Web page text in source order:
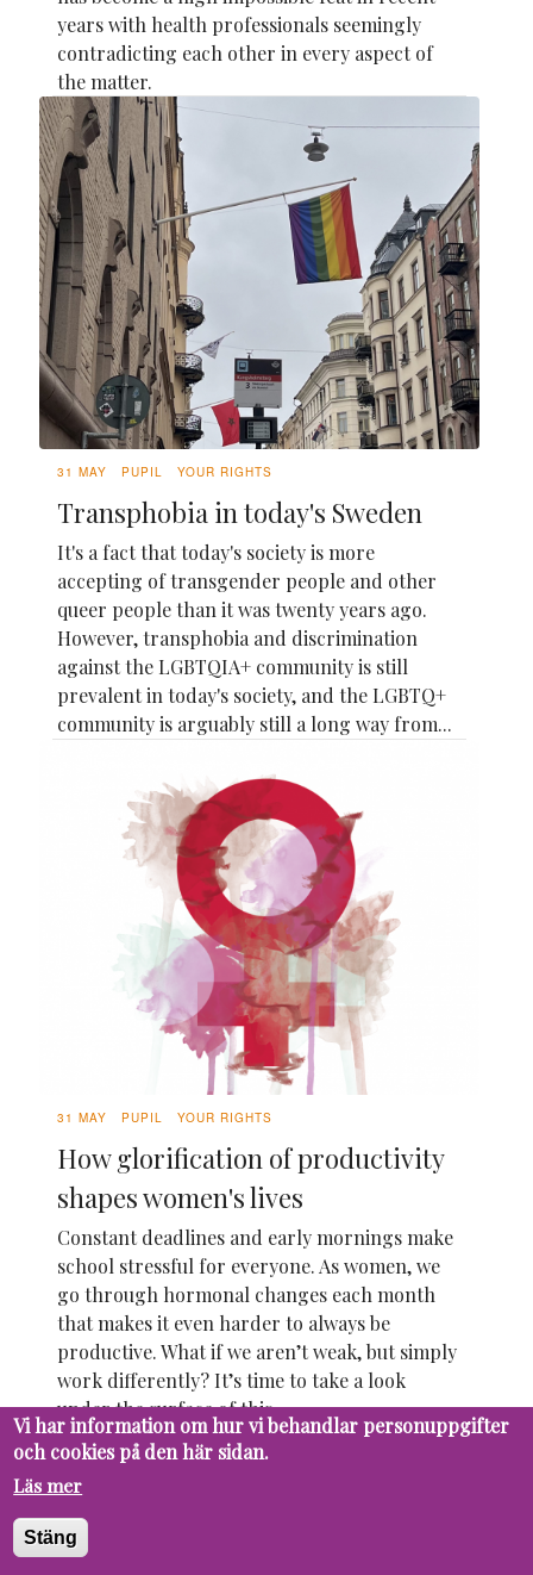
years with health professionals seemingly
contradicting each other in every aspect of
the matter.
31 MAY PUPIL YOUR RIGHTS
Transphobia in today's Sweden
It's a fact that today's society is more
accepting of transgender people and other
queer people than it was twenty years ago.
However, transphobia and discrimination
against the LGBTQIA+ community is still
prevalent in today's society, and the LGBTQ+
community is arguably still a long way from...
31 MAY PUPIL YOUR RIGHTS
How glorification of productivity
shapes women's lives
Constant deadlines and early mornings make
school stressful for everyone. As women, we
go through hormonal changes each month
that makes it even harder to always be
productive. What if we aren’t weak, but simply
work differently? It’s time to take a look
under the surface of this.
19 MAY PUPIL FUTURE
Should AI be integrated in the
educational process?
Vi har information om hur vi behandlar personuppgifter
och cookies på den här sidan.
Läs mer
Stäng